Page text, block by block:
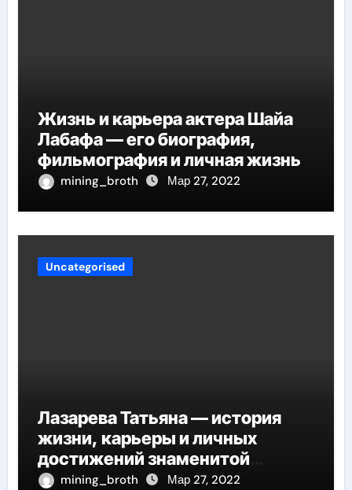
Жизнь и карьера актера Шайа
Лабафа — его биография,
фильмография и личная жизнь
mining_broth Мар 27, 2022
Uncategorised
Лазарева Татьяна — история
жизни, карьеры и личных
достижений знаменитой
актрисы, восходящей на олимп
mining_broth Мар 27, 2022